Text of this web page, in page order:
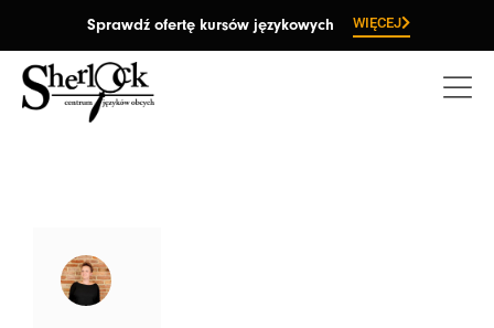
treści
Sprawdź ofertę kursów językowych WIĘCEJ